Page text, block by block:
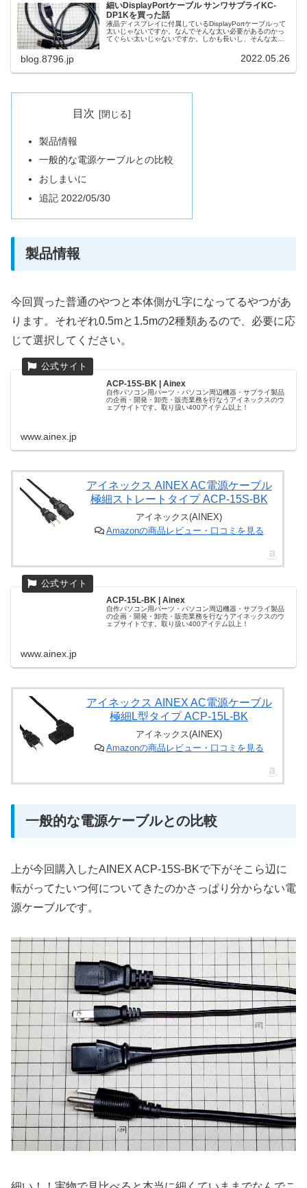
細いDisplayPortケーブル サンワサプライKC-
DP1Kを買った話
液晶ディスプレイに付属しているDisplayPortケーブルって
太いじゃないですか。なんでそんな太い必要があるのかっ
てぐらい太いじゃないですか。しかも長いし、そんな太く
ことで、細そうなDisplayPortケーブルを探してたらほどほ
blog.8796.jp 2022.05.26
目次
製品情報
一般的な電源ケーブルとの比較
おしまいに
追記 2022/05/30
製品情報
今回買った普通のやつと本体側がL字になってるやつがあ
ります。それぞれ0.5mと1.5mの2種類あるので、必要に応
じて選択してください。
ACP-15S-BK | Ainex
自作パソコン用パーツ・パソコン周辺機器・サプライ製品
の企画・開発・卸売・販売業務を行なうアイネックスのウ
ェブサイトです。取り扱い400アイテム以上！
www.ainex.jp
アイネックス AINEX AC電源ケーブル
極細ストレートタイプ ACP-15S-BK
アイネックス(AINEX)
Amazonの商品レビュー・口コミを見る
ACP-15L-BK | Ainex
自作パソコン用パーツ・パソコン周辺機器・サプライ製品
の企画・開発・卸売・販売業務を行なうアイネックスのウ
ェブサイトです。取り扱い400アイテム以上！
www.ainex.jp
アイネックス AINEX AC電源ケーブル
極細L型タイプ ACP-15L-BK
アイネックス(AINEX)
Amazonの商品レビュー・口コミを見る
一般的な電源ケーブルとの比較
上が今回購入したAINEX ACP-15S-BKで下がそこら辺に
転がってたいつ何についてきたのかさっぱり分からない電
源ケーブルです。